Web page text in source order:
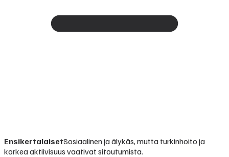
EnsikertalaisetSosiaalinen ja älykäs, mutta turkinhoito ja
korkea aktiivisuus vaativat sitoutumista.